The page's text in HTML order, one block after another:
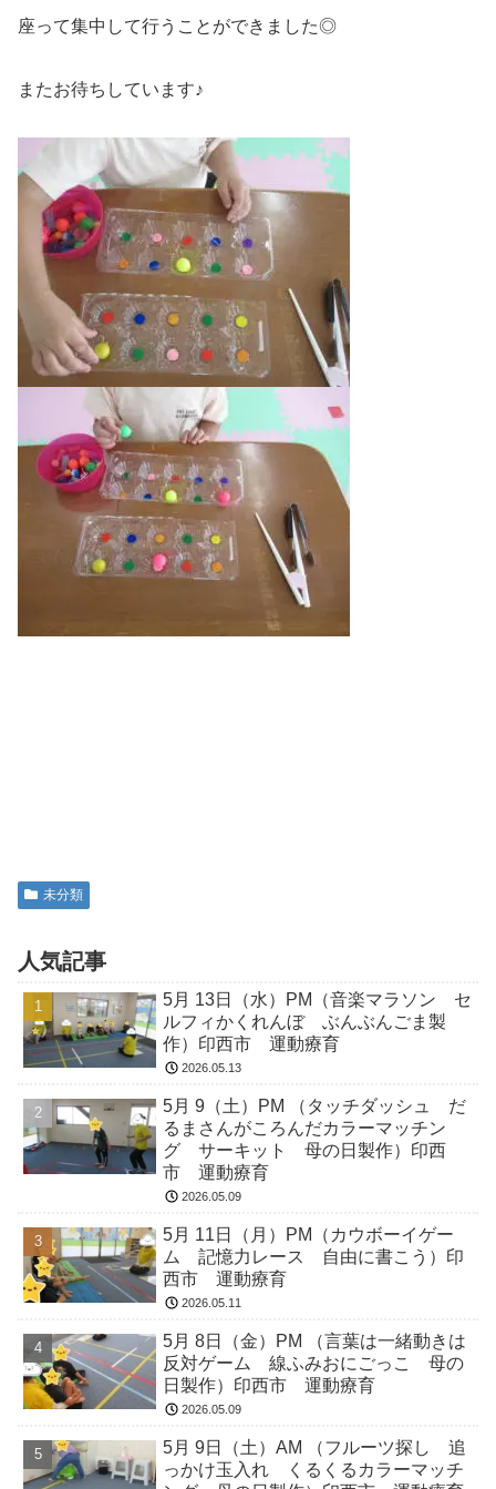
座って集中して行うことができました◎
またお待ちしています♪
未分類
人気記事
5月 13日（水）PM（音楽マラソン セ
ルフィかくれんぼ ぶんぶんごま製
作）印西市 運動療育
2026.05.13
5月 9（土）PM （タッチダッシュ だ
るまさんがころんだカラーマッチン
グ サーキット 母の日製作）印西
市 運動療育
2026.05.09
5月 11日（月）PM（カウボーイゲー
ム 記憶力レース 自由に書こう）印
西市 運動療育
2026.05.11
5月 8日（金）PM （言葉は一緒動きは
反対ゲーム 線ふみおにごっこ 母の
日製作）印西市 運動療育
2026.05.09
5月 9日（土）AM （フルーツ探し 追
っかけ玉入れ くるくるカラーマッチ